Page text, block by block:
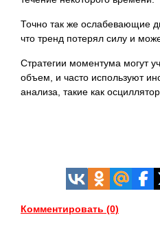
Точно так же ослабевающие
что тренд потерял силу и
Стратегии моментума могут
объем, и часто используют
анализа, такие как
Комментировать (0)